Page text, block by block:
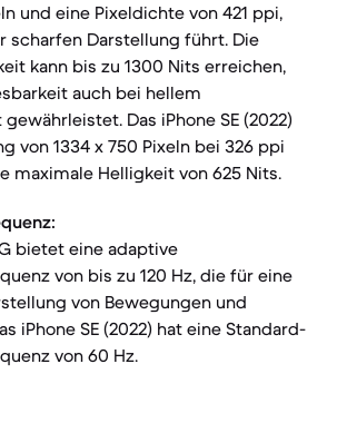
und eine Pixeldichte von 421 ppi,
scharfen Darstellung führt. Die
kann bis zu 1300 Nits erreichen,
auch bei hellem
Das iPhone SE (2022)
von 1334 x 750 Pixeln bei 326 ppi
maximale Helligkeit von 625 Nits.
bietet eine adaptive
von bis zu 120 Hz, die für eine
von Bewegungen und
iPhone SE (2022) hat eine Standard-
von 60 Hz.